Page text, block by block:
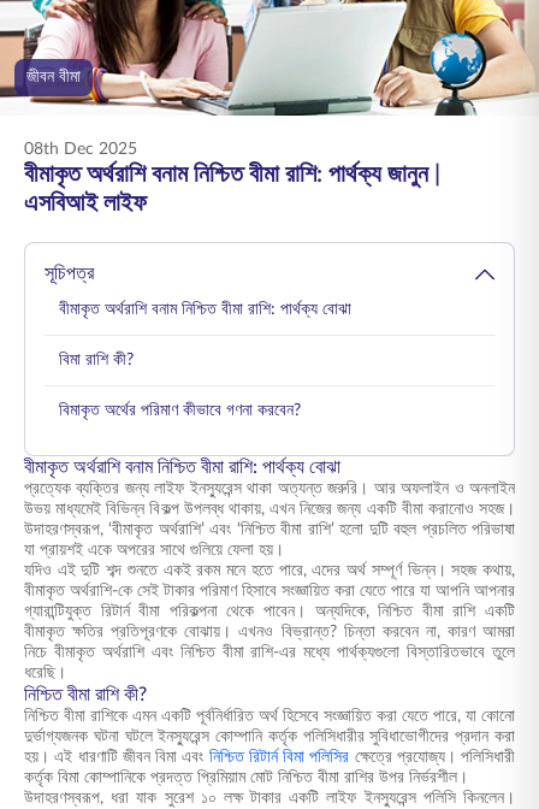
ENGLISH
অনলাইনে কিনুন প্রিমিয়াম পরিশোধ করুন
জীবন বীমা
08th Dec 2025
বীমাকৃত অর্থরাশি বনাম নিশ্চিত বীমা রাশি: পার্থক্য জানুন |
এসবিআই লাইফ
সূচিপত্র
বীমাকৃত অর্থরাশি বনাম নিশ্চিত বীমা রাশি: পার্থক্য বোঝা
বিমা রাশি কী?
বিমাকৃত অর্থের পরিমাণ কীভাবে গণনা করবেন?
বীমাকৃত অর্থরাশি বনাম নিশ্চিত বীমা রাশি: পার্থক্য বোঝা
প্রত্যেক ব্যক্তির জন্য লাইফ ইনস্যুরেন্স থাকা অত্যন্ত জরুরি। আর অফলাইন ও অনলাইন
উভয় মাধ্যমেই বিভিন্ন বিকল্প উপলব্ধ থাকায়, এখন নিজের জন্য একটি বীমা করানোও সহজ।
উদাহরণস্বরূপ, ‘বীমাকৃত অর্থরাশি’ এবং ‘নিশ্চিত বীমা রাশি’ হলো দুটি বহুল প্রচলিত পরিভাষা
যা প্রায়শই একে অপরের সাথে গুলিয়ে ফেলা হয়।
যদিও এই দুটি শব্দ শুনতে একই রকম মনে হতে পারে, এদের অর্থ সম্পূর্ণ ভিন্ন। সহজ কথায়,
বীমাকৃত অর্থরাশি-কে সেই টাকার পরিমাণ হিসাবে সংজ্ঞায়িত করা যেতে পারে যা আপনি আপনার
গ্যারান্টিযুক্ত রিটার্ন বীমা পরিকল্পনা থেকে পাবেন। অন্যদিকে, নিশ্চিত বীমা রাশি একটি
বীমাকৃত ক্ষতির প্রতিপূরণকে বোঝায়। এখনও বিভ্রান্ত? চিন্তা করবেন না, কারণ আমরা
নিচে বীমাকৃত অর্থরাশি এবং নিশ্চিত বীমা রাশি-এর মধ্যে পার্থক্যগুলো বিস্তারিতভাবে তুলে
ধরেছি।
নিশ্চিত বীমা রাশি কী?
নিশ্চিত বীমা রাশিকে এমন একটি পূর্বনির্ধারিত অর্থ হিসেবে সংজ্ঞায়িত করা যেতে পারে, যা কোনো
দুর্ভাগ্যজনক ঘটনা ঘটলে ইনস্যুরেন্স কোম্পানি কর্তৃক পলিসিধারীর সুবিধাভোগীদের প্রদান করা
হয়। এই ধারণাটি জীবন বিমা এবং নিশ্চিত রিটার্ন বিমা পলিসির ক্ষেত্রে প্রযোজ্য। পলিসিধারী
কর্তৃক বিমা কোম্পানিকে প্রদত্ত প্রিমিয়াম মোট নিশ্চিত বীমা রাশির উপর নির্ভরশীল।
উদাহরণস্বরূপ, ধরা যাক সুরেশ ১০ লক্ষ টাকার একটি লাইফ ইনস্যুরেন্স পলিসি কিনলেন।